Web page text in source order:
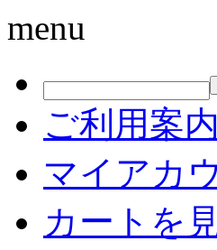
menu
ご利用案内
マイアカ
カートを